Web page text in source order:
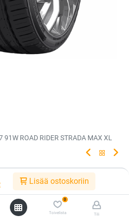
Lisää ostoskoriin
0
Toivelista Tili
ROAD RIDER STRADA MAX XL
RIDER